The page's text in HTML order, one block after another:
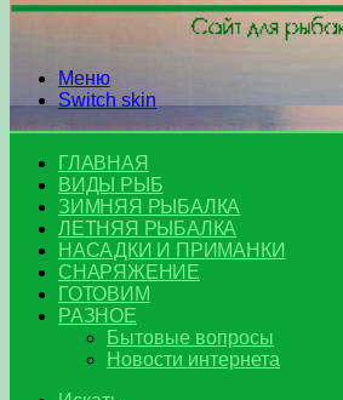
Меню
Switch skin
ГЛАВНАЯ
ВИДЫ РЫБ
ЗИМНЯЯ РЫБАЛКА
ЛЕТНЯЯ РЫБАЛКА
НАСАДКИ И ПРИМАНКИ
СНАРЯЖЕНИЕ
ГОТОВИМ
РАЗНОЕ
Бытовые вопросы
Новости интернета